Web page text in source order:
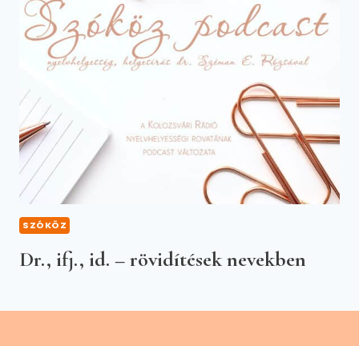
SZÓKÖZ
Dr., ifj., id. – rövidítések nevekben